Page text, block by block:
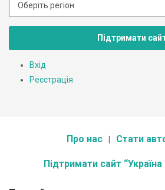
Підтримати
Вхід
Реєстрація
Про нас Стати
Підтримати сайт “Україна